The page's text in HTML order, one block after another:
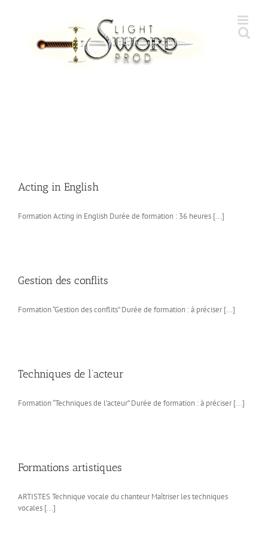
Acting in English
Formation Acting in English Durée de formation : 36 heures [...]
Gestion des conflits
Formation “Gestion des conflits” Durée de formation : à préciser [...]
Techniques de l’acteur
Formation “Techniques de l’acteur” Durée de formation : à préciser [...]
Formations artistiques
ARTISTES Technique vocale du chanteur Maîtriser les techniques
vocales [...]